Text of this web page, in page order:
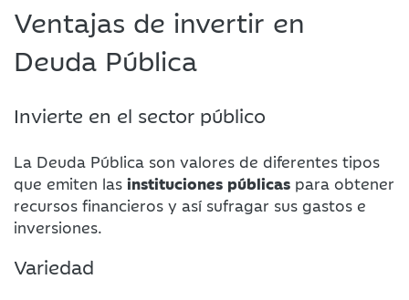
Ventajas de invertir en
Deuda Pública
Invierte en el sector público
La Deuda Pública son valores de diferentes tipos
que emiten las instituciones públicas para obtener
recursos financieros y así sufragar sus gastos e
inversiones.
Variedad